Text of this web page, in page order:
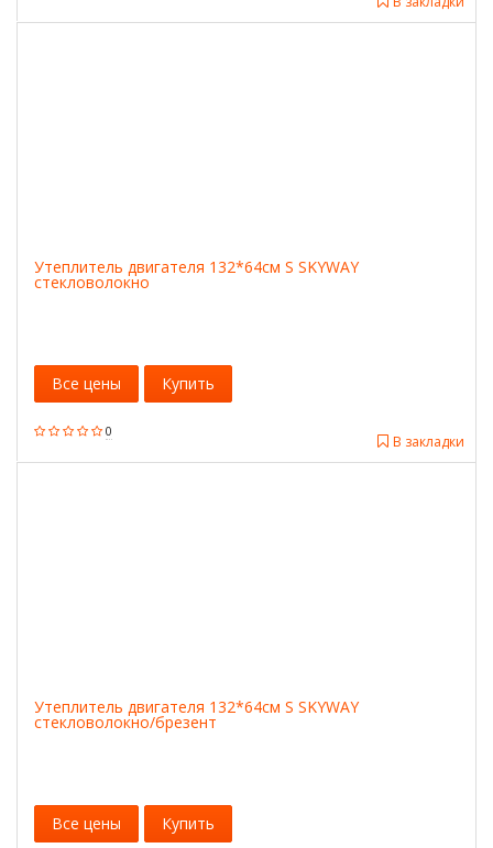
Утеплитель двигателя 132*64см S SKYWAY
стекловолокно
0
В закладки
Все цены Купить
Утеплитель двигателя 132*64см S SKYWAY
стекловолокно/брезент
Все цены Купить